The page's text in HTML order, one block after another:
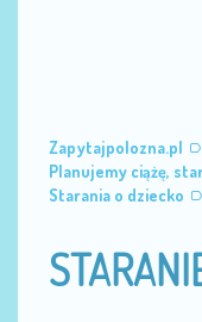
Zapytajpolozna.pl
Planujemy ciążę,
Starania o dziecko